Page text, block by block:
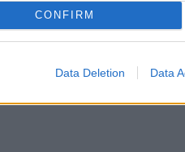
CONFIRM
Data Deletion Data
групи и етнически
правилно да
задачи на